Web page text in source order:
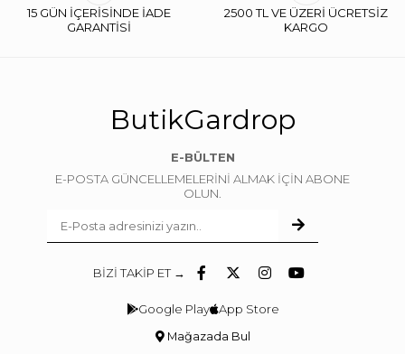
15 GÜN İÇERİSİNDE İADE
GARANTİSİ
2500 TL VE ÜZERİ ÜCRETSİZ
KARGO
ButikGardrop
E-BÜLTEN
E-POSTA GÜNCELLEMELERİNİ ALMAK İÇİN ABONE
OLUN.
BİZİ TAKİP ET →
Google Play App Store
Mağazada Bul